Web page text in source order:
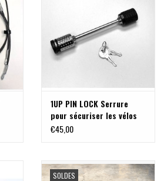
1UP PIN LOCK Serrure
pour sécuriser les vélos
sur une rail 1UP
€45,00
SOLDES